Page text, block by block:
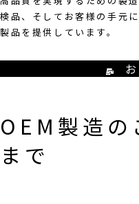
検品、そしてお客様の手元
製品を提供しています。
OEM製造の
まで